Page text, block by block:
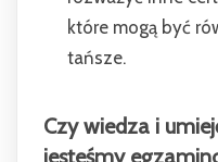
które mogą być
tańsze.
Czy wiedza i
jesteśmy